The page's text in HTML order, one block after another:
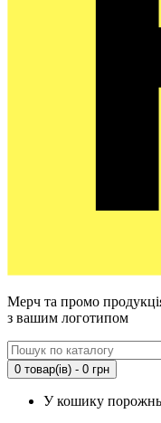
Мерч та промо
з вашим логотипом
0 товар(ів) - 0 грн
У кошику